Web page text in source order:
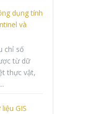
dụng tính
và
chỉ số
từ dữ
thực vật,
GIS